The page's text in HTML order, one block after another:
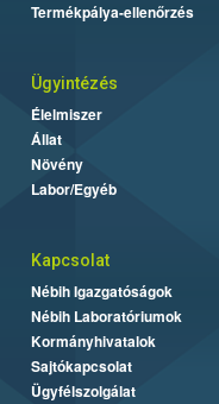
Termékpálya-ellenőrzés
Ügyintézés
Élelmiszer
Állat
Növény
Labor/Egyéb
Kapcsolat
Nébih Igazgatóságok
Nébih Laboratóriumok
Kormányhivatalok
Sajtókapcsolat
Ügyfélszolgálat